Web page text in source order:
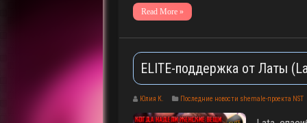
Read More »
ELITE-поддержка от Латы
Юлия К. Последние новости shemale-проекта NST